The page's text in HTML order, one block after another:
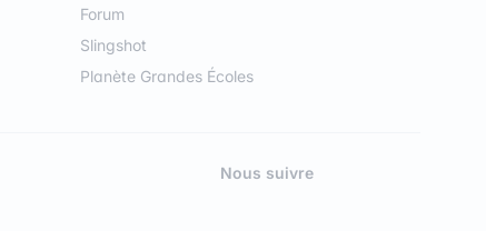
Forum
Slingshot
Planète Grandes Écoles
Nous suivre